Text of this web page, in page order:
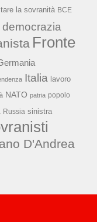
la sovranità BCE
democrazia
Fronte
Italia lavoro
NATO patria popolo
Russia sinistra
D'Andrea